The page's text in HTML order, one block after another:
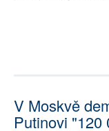
V Moskvě
Putinovi "120